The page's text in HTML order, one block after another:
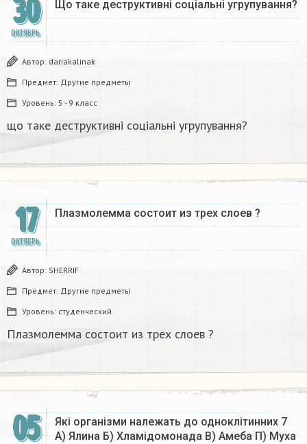
30
ОКТЯБРЬ
Що таке деструктивні соціальні угрупування?
Автор: dariakalinak
Предмет: Другие предметы
Уровень: 5 - 9 класс
що таке деструктивні соціальні угрупування?
17
ОКТЯБРЬ
Плазмолемма состоит из трех слоев ?
Автор: SHERRIF
Предмет: Другие предметы
Уровень: студенческий
Плазмолемма состоит из трех слоев ?
05
Які організми належать до одноклітинних 7
А) Ялина Б) Хламідомонада В) Амеба П) Муха